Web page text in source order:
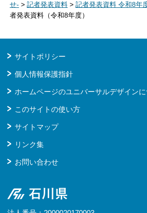
せ- > 記者発表資料 > 記者発表資料 令和8年
者発表資料（令和8年度）
サイトポリシー
個人情報保護指針
ホームページのユニバーサルデザインに
このサイトの使い方
サイトマップ
リンク集
お問い合わせ
石川県